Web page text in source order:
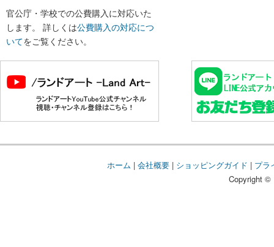
官公庁・学校での公費購入に対応いた
します。 詳しくは公費購入の対応につ
いてをご覧ください。
ホーム | 会社概要| ショッピングガイド | プラ
Copyright ©